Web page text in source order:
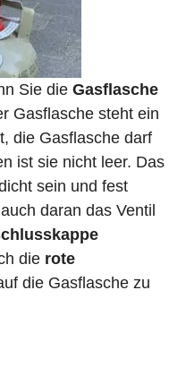
Sie die Gasflasche
Gasflasche steht ein
die Gasflasche darf
ist sie nicht leer. Das
sein und fest
daran das Ventil
die rote
die Gasflasche zu